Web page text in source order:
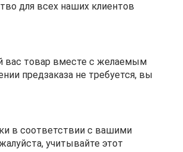
для всех наших клиентов
вас товар вместе с желаемым
предзаказа не требуется, вы
в соответствии с вашими
учитывайте этот